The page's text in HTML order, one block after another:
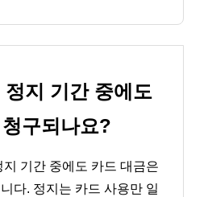
정지 기간 중에도
구되나요?
지 기간 중에도 카드 대금은
다. 정지는 카드 사용만 일